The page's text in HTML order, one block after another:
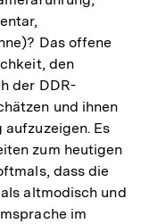
Das offene
den
der DDR-
und ihnen
Es
zum heutigen
dass die
altmodisch und
im